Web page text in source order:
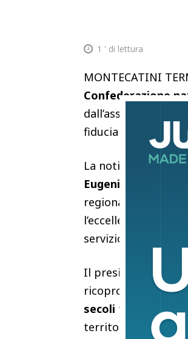
1 ' di lettura
MONTECATINI
Confederazione
dall’assemblea
fiducia all’attuale
La notizia ha
Eugenio Giani
,
regionale.
l’eccellente lavoro
servizio”.
Il presidente della
ricoprono nel
secoli fa e oggi
territorio nazionale.